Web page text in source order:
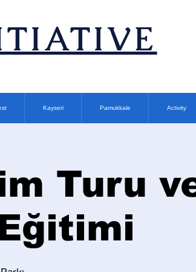
Kayseri Pamukkale Activity
Turu